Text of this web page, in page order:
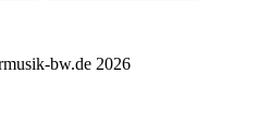
bw.de 2026